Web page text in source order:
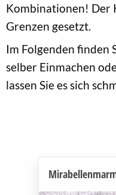
Kombinationen! Der
Grenzen gesetzt.
Im Folgenden finden
selber Einmachen
lassen Sie es sich